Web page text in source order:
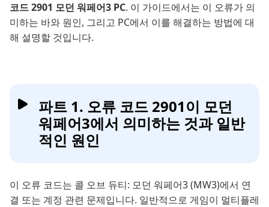
코드 2901 모던 워페어3 PC. 이 가이드에서는 이 오류가 의
미하는 바와 원인, 그리고 PC에서 이를 해결하는 방법에 대
해 설명할 것입니다.
파트 1. 오류 코드 2901이 모던
워페어3에서 의미하는 것과 일반
적인 원인
이 오류 코드는 콜 오브 듀티: 모던 워페어3 (MW3)에서 연
결 또는 계정 관련 문제입니다. 일반적으로 게임이 멀티플레